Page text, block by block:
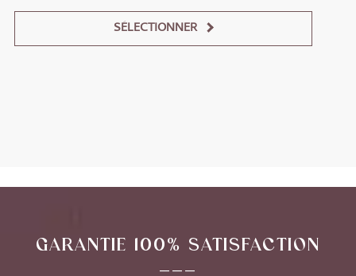
SÉLECTIONNER
GARANTIE 100% SATISFACTION